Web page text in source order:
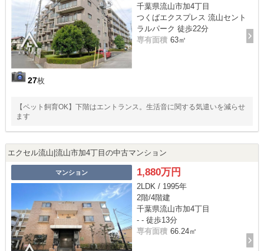
27枚
千葉県流山市加4丁目
つくばエクスプレス 流山セント
ラルパーク 徒歩22分
専有面積 63㎡
【ペット飼育OK】下階はエントランス。生活音に関する気遣いを減らせ
ます
エクセル流山|流山市加4丁目の中古マンション
マンション 1,880万円
2LDK / 1995年
2階/4階建
千葉県流山市加4丁目
- - 徒歩13分
専有面積 66.24㎡